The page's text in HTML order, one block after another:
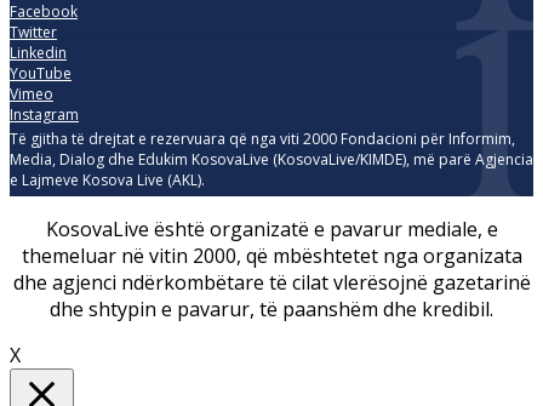
Facebook
Twitter
Linkedin
YouTube
Vimeo
Instagram
Të gjitha të drejtat e rezervuara që nga viti 2000 Fondacioni për Informim,
Media, Dialog dhe Edukim KosovaLive (KosovaLive/KIMDE), më parë Agjencia
e Lajmeve Kosova Live (AKL).
KosovaLive është organizatë e pavarur mediale, e
themeluar në vitin 2000, që mbështetet nga organizata
dhe agjenci ndërkombëtare të cilat vlerësojnë gazetarinë
dhe shtypin e pavarur, të paanshëm dhe kredibil.
X